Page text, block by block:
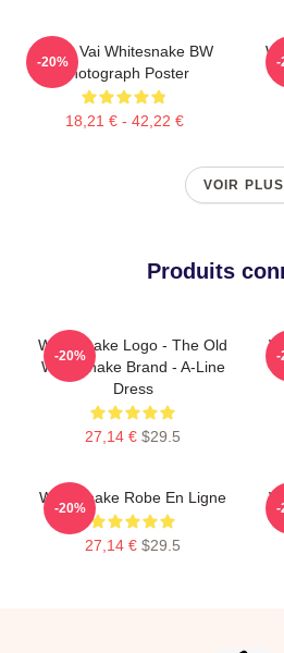
Steve Vai Whitesnake BW
Photograph Poster
18,21 € - 42,22 €
-20% -
VOIR PLUS
Produits
Whitesnake Logo - The Old
Whitesnake Brand - A-Line
Dress
27,14 € $29.5
-20% -
Whitesnake Robe En Ligne
27,14 € $29.5
-20% -